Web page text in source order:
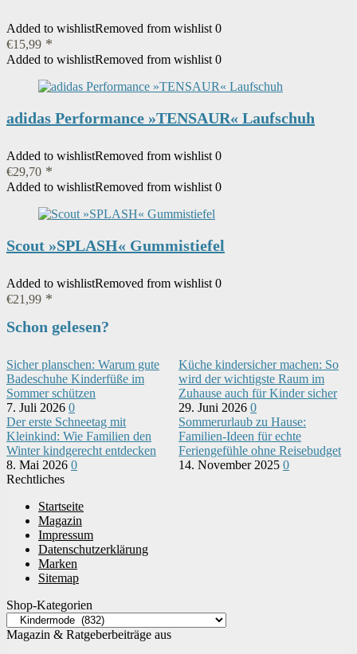
Added to wishlistRemoved from wishlist 0
€15,99
Added to wishlistRemoved from wishlist 0
adidas Performance »TENSAUR« Laufschuh
Added to wishlistRemoved from wishlist 0
€29,70
Added to wishlistRemoved from wishlist 0
Scout »SPLASH« Gummistiefel
Added to wishlistRemoved from wishlist 0
€21,99
Schon gelesen?
Sicher planschen: Warum gute
Badeschuhe Kinderfüße im
Sommer schützen
7. Juli 2026 0
Küche kindersicher machen: So
wird der wichtigste Raum im
Zuhause auch für Kinder sicher
29. Juni 2026 0
Der erste Schneetag mit
Kleinkind: Wie Familien den
Winter kindgerecht entdecken
8. Mai 2026 0
Sommerurlaub zu Hause:
Familien-Ideen für echte
Feriengefühle ohne Reisebudget
14. November 2025 0
Rechtliches
Startseite
Magazin
Impressum
Datenschutzerklärung
Marken
Sitemap
Shop-Kategorien
Magazin & Ratgeberbeiträge aus